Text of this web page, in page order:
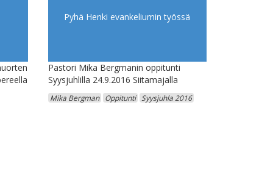
Pyhä Henki evankeliumin työssä
Pastori Mika Bergmanin oppitunti
Syysjuhlilla 24.9.2016 Siitamajalla
Mika Bergman Oppitunti Syysjuhla 2016